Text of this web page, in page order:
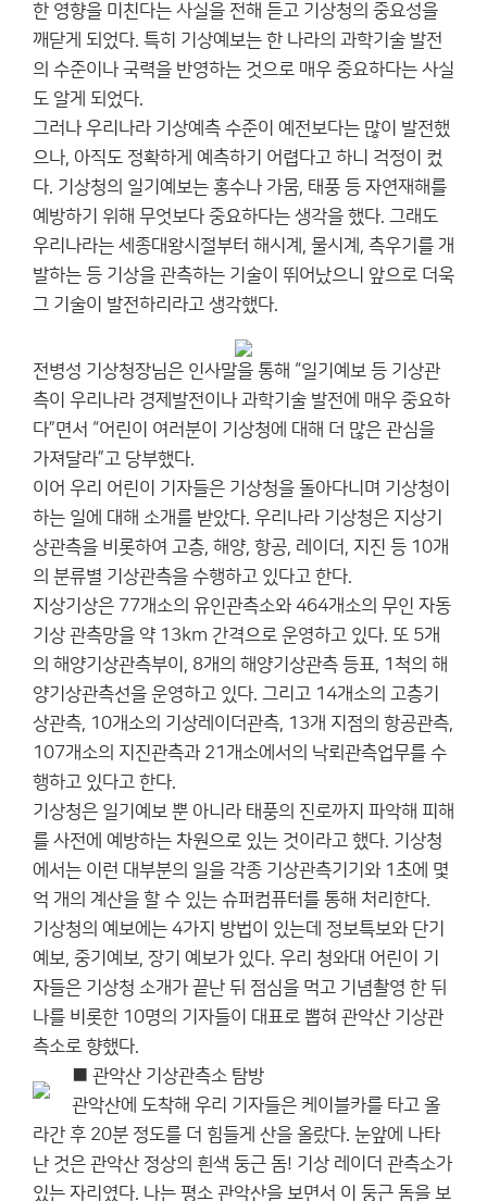
한 영향을 미친다는 사실을 전해 듣고 기상청의 중요성을
깨닫게 되었다. 특히 기상예보는 한 나라의 과학기술 발전
의 수준이나 국력을 반영하는 것으로 매우 중요하다는 사실
도 알게 되었다.
그러나 우리나라 기상예측 수준이 예전보다는 많이 발전했
으나, 아직도 정확하게 예측하기 어렵다고 하니 걱정이 컸
다. 기상청의 일기예보는 홍수나 가뭄, 태풍 등 자연재해를
예방하기 위해 무엇보다 중요하다는 생각을 했다. 그래도
우리나라는 세종대왕시절부터 해시계, 물시계, 측우기를 개
발하는 등 기상을 관측하는 기술이 뛰어났으니 앞으로 더욱
그 기술이 발전하리라고 생각했다.
전병성 기상청장님은 인사말을 통해 “일기예보 등 기상관
측이 우리나라 경제발전이나 과학기술 발전에 매우 중요하
다”면서 “어린이 여러분이 기상청에 대해 더 많은 관심을
가져달라”고 당부했다.
이어 우리 어린이 기자들은 기상청을 돌아다니며 기상청이
하는 일에 대해 소개를 받았다. 우리나라 기상청은 지상기
상관측을 비롯하여 고층, 해양, 항공, 레이더, 지진 등 10개
의 분류별 기상관측을 수행하고 있다고 한다.
지상기상은 77개소의 유인관측소와 464개소의 무인 자동
기상 관측망을 약 13km 간격으로 운영하고 있다. 또 5개
의 해양기상관측부이, 8개의 해양기상관측 등표, 1척의 해
양기상관측선을 운영하고 있다. 그리고 14개소의 고층기
상관측, 10개소의 기상레이더관측, 13개 지점의 항공관측,
107개소의 지진관측과 21개소에서의 낙뢰관측업무를 수
행하고 있다고 한다.
기상청은 일기예보 뿐 아니라 태풍의 진로까지 파악해 피해
를 사전에 예방하는 차원으로 있는 것이라고 했다. 기상청
에서는 이런 대부분의 일을 각종 기상관측기기와 1초에 몇
억 개의 계산을 할 수 있는 슈퍼컴퓨터를 통해 처리한다.
기상청의 예보에는 4가지 방법이 있는데 정보특보와 단기
예보, 중기예보, 장기 예보가 있다. 우리 청와대 어린이 기
자들은 기상청 소개가 끝난 뒤 점심을 먹고 기념촬영 한 뒤
나를 비롯한 10명의 기자들이 대표로 뽑혀 관악산 기상관
측소로 향했다.
■ 관악산 기상관측소 탐방
관악산에 도착해 우리 기자들은 케이블카를 타고 올
라간 후 20분 정도를 더 힘들게 산을 올랐다. 눈앞에 나타
난 것은 관악산 정상의 흰색 둥근 돔! 기상 레이더 관측소가
있는 자리였다. 나는 평소 관악산을 보면서 이 둥근 돔을 보